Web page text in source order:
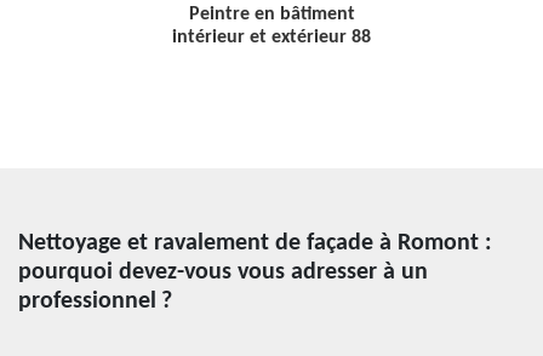
Peintre en bâtiment
intérieur et extérieur 88
Nettoyage et ravalement de façade à Romont :
pourquoi devez-vous vous adresser à un
professionnel ?